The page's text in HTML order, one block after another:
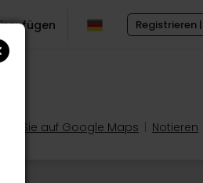
Registrieren
Sie auf Google Maps Notieren